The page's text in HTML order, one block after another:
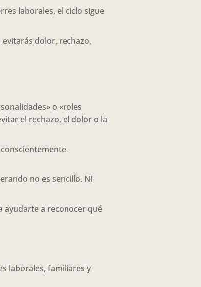
laborales, el ciclo sigue
dolor, rechazo,
o «roles
el rechazo, el dolor o la
no es sencillo. Ni
ayudarte a reconocer qué
laborales, familiares y